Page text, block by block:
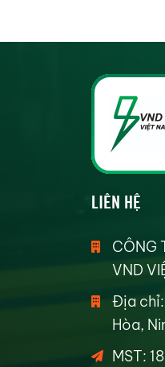
LIÊN HỆ
CÔNG
VND
Địa chỉ:
Hòa,
MST: